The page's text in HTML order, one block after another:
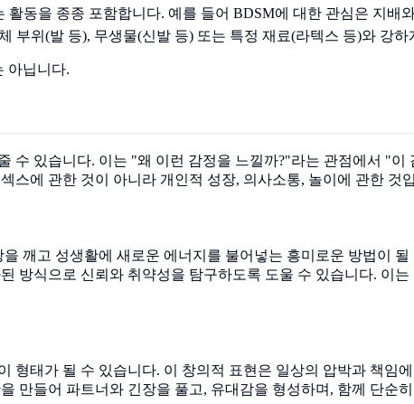
동을 종종 포함합니다. 예를 들어 BDSM에 대한 관심은 지배
부위(발 등), 무생물(신발 등) 또는 특정 재료(라텍스 등)와 강하
아닙니다.
수 있습니다. 이는 "왜 이런 감정을 느낄까?"라는 관점에서 "
스에 관한 것이 아니라 개인적 성장, 의사소통, 놀이에 관한 것
깨고 성생활에 새로운 에너지를 불어넣는 흥미로운 방법이
방식으로 신뢰와 취약성을 탐구하도록 도울 수 있습니다. 이
형태가 될 수 있습니다. 이 창의적 표현은 일상의 압박과 책임
만들어 파트너와 긴장을 풀고, 유대감을 형성하며, 함께 단순